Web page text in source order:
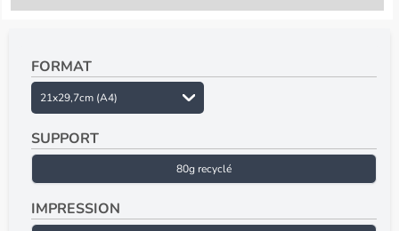
FORMAT
SUPPORT
80g recyclé
IMPRESSION